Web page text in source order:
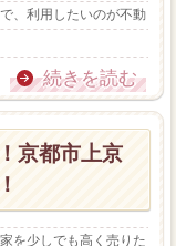
、利用したいのが不動
続きを読む
京都市上京
を少しでも高く売りた